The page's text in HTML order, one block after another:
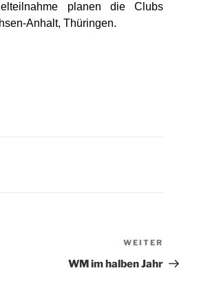
planen die Clubs
Anhalt, Thüringen.
Beitrag
WEITER
WM im halben Jahr